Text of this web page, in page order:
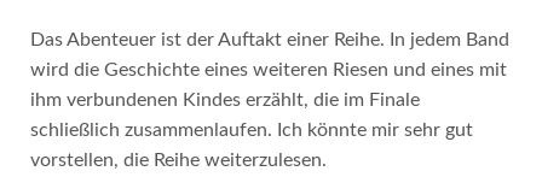
Das Abenteuer ist der Auftakt einer Reihe. In jedem Band
wird die Geschichte eines weiteren Riesen und eines mit
ihm verbundenen Kindes erzählt, die im Finale
schließlich zusammenlaufen. Ich könnte mir sehr gut
vorstellen, die Reihe weiterzulesen.